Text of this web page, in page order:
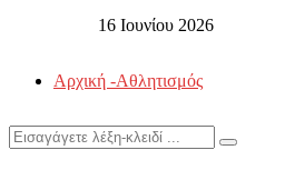
16 Ιουνίου 2026
Αρχική -Αθλητισμός
Search
Search